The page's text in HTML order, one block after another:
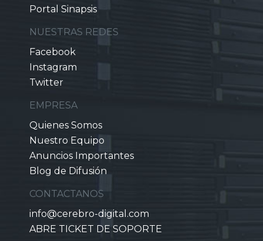
Portal Sinapsis
NUESTRAS REDES
Facebook
Instagram
Twitter
EMPRESA
Quienes Somos
Nuestro Equipo
Anuncios Importantes
Blog de Difusión
CONTACTANOS
info@cerebro-digital.com
ABRE TICKET DE SOPORTE